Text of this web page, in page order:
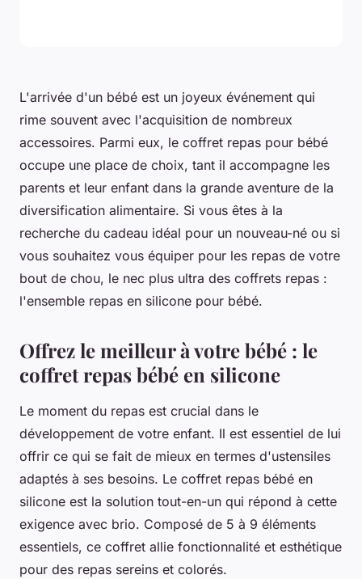
L'arrivée d'un bébé est un joyeux événement qui
rime souvent avec l'acquisition de nombreux
accessoires. Parmi eux, le coffret repas pour bébé
occupe une place de choix, tant il accompagne les
parents et leur enfant dans la grande aventure de la
diversification alimentaire. Si vous êtes à la
recherche du cadeau idéal pour un nouveau-né ou si
vous souhaitez vous équiper pour les repas de votre
bout de chou, le nec plus ultra des coffrets repas :
l'ensemble repas en silicone pour bébé.
Offrez le meilleur à votre bébé : le
coffret repas bébé en silicone
Le moment du repas est crucial dans le
développement de votre enfant. Il est essentiel de lui
offrir ce qui se fait de mieux en termes d'ustensiles
adaptés à ses besoins. Le coffret repas bébé en
silicone est la solution tout-en-un qui répond à cette
exigence avec brio. Composé de 5 à 9 éléments
essentiels, ce coffret allie fonctionnalité et esthétique
pour des repas sereins et colorés.